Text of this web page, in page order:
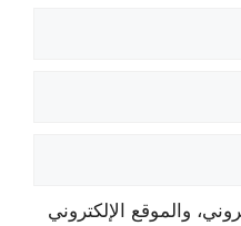
والموقع الإلكتروني